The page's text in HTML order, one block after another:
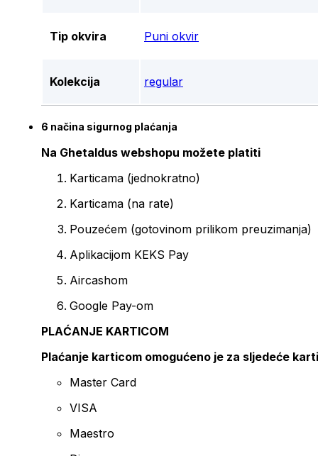
Tip okvira Puni okvir
Kolekcija regular
6 načina sigurnog plaćanja
Na Ghetaldus webshopu možete platiti
Karticama (jednokratno)
Karticama (na rate)
Pouzećem (gotovinom prilikom preuzimanja)
Aplikacijom KEKS Pay
Aircashom
Google Pay-om
PLAĆANJE KARTICOM
Plaćanje karticom omogućeno je za sljedeće
Master Card
VISA
Maestro